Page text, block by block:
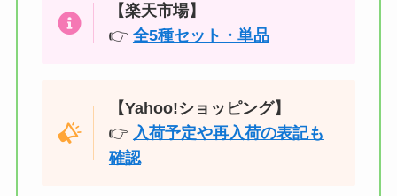
【楽天市場】
👉 全5種セット・単品
【Yahoo!ショッピング】
👉 入荷予定や再入荷の表記も
確認